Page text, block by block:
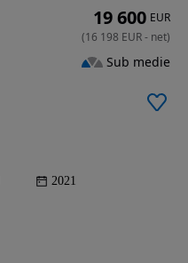
2021
19 600 EUR
(16 198 EUR- net)
Sub medie